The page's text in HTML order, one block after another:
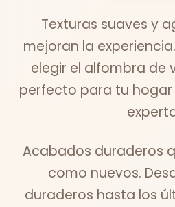
Texturas suaves y
mejoran la
elegir el alfombra de
perfecto para tu
Acabados duraderos
como nuevos.
duraderos hasta los